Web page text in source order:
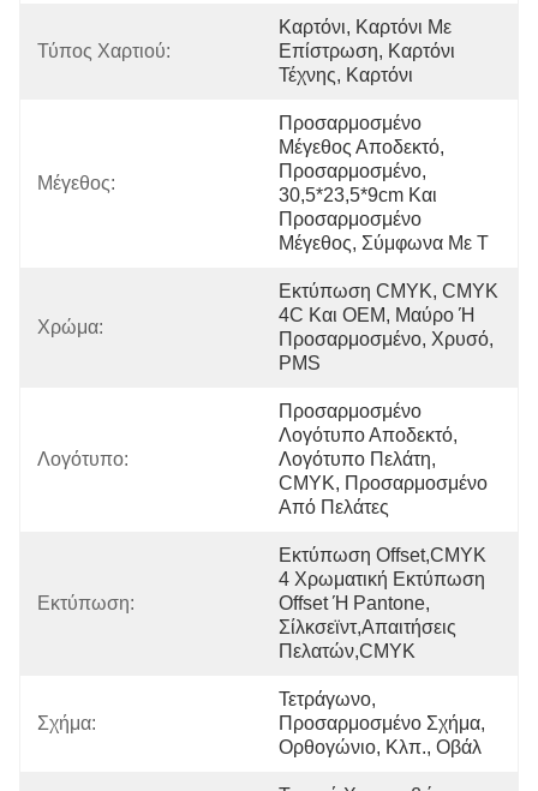
Τύπος Χαρτιού:
Καρτόνι, Καρτόνι Με
Επίστρωση, Καρτόνι
Τέχνης, Καρτόνι
Μέγεθος:
Προσαρμοσμένο
Μέγεθος Αποδεκτό,
Προσαρμοσμένο,
30,5*23,5*9cm Και
Προσαρμοσμένο
Μέγεθος, Σύμφωνα Με Τ
Χρώμα:
Εκτύπωση CMYK, CMYK
4C Και OEM, Μαύρο Ή
Προσαρμοσμένο, Χρυσό,
PMS
Λογότυπο:
Προσαρμοσμένο
Λογότυπο Αποδεκτό,
Λογότυπο Πελάτη,
CMYK, Προσαρμοσμένο
Από Πελάτες
Εκτύπωση:
Εκτύπωση Offset,CMYK
4 Χρωματική Εκτύπωση
Offset Ή Pantone,
Σίλκσεϊντ,Απαιτήσεις
Πελατών,CMYK
Σχήμα:
Τετράγωνο,
Προσαρμοσμένο Σχήμα,
Ορθογώνιο, Κλπ., Οβάλ